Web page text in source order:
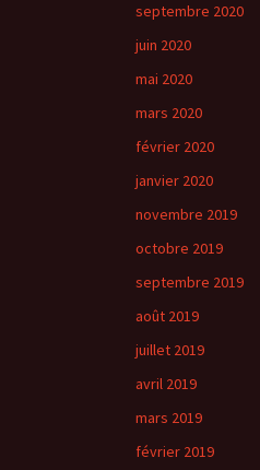
septembre 2020
juin 2020
mai 2020
mars 2020
février 2020
janvier 2020
novembre 2019
octobre 2019
septembre 2019
août 2019
juillet 2019
avril 2019
mars 2019
février 2019